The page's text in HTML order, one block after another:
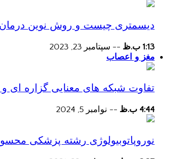
دیسمتری چیست و روش نوین درمان
1:13 ب.ظ -- سپتامبر 23, 2023
مغز و اعصاب
تفاوت شبکه های معنایی گزاره ای
4:44 ب.ظ -- نوامبر 5, 2024
نوروپاتوبیولوژی رشته پزشکی